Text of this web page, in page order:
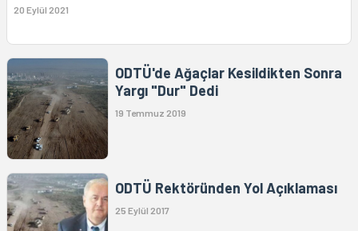
20 Eylül 2021
ODTÜ'de Ağaçlar Kesildikten Sonra
Yargı "Dur" Dedi
19 Temmuz 2019
ODTÜ Rektöründen Yol Açıklaması
25 Eylül 2017